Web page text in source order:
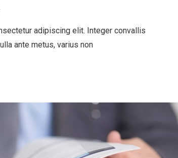
adipiscing elit. Integer convallis
ante metus, varius non